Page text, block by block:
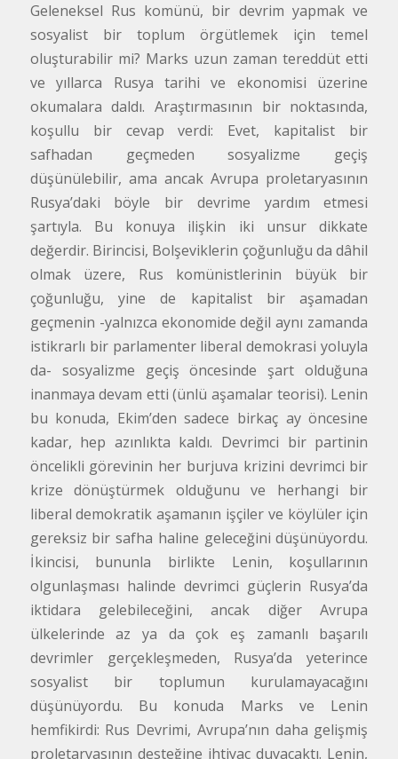
Geleneksel Rus komünü, bir devrim yapmak ve
sosyalist bir toplum örgütlemek için temel
oluşturabilir mi? Marks uzun zaman tereddüt etti
ve yıllarca Rusya tarihi ve ekonomisi üzerine
okumalara daldı. Araştırmasının bir noktasında,
koşullu bir cevap verdi: Evet, kapitalist bir
safhadan geçmeden sosyalizme geçiş
düşünülebilir, ama ancak Avrupa proletaryasının
Rusya’daki böyle bir devrime yardım etmesi
şartıyla. Bu konuya ilişkin iki unsur dikkate
değerdir. Birincisi, Bolşeviklerin çoğunluğu da dâhil
olmak üzere, Rus komünistlerinin büyük bir
çoğunluğu, yine de kapitalist bir aşamadan
geçmenin -yalnızca ekonomide değil aynı zamanda
istikrarlı bir parlamenter liberal demokrasi yoluyla
da- sosyalizme geçiş öncesinde şart olduğuna
inanmaya devam etti (ünlü aşamalar teorisi). Lenin
bu konuda, Ekim’den sadece birkaç ay öncesine
kadar, hep azınlıkta kaldı. Devrimci bir partinin
öncelikli görevinin her burjuva krizini devrimci bir
krize dönüştürmek olduğunu ve herhangi bir
liberal demokratik aşamanın işçiler ve köylüler için
gereksiz bir safha haline geleceğini düşünüyordu.
İkincisi, bununla birlikte Lenin, koşullarının
olgunlaşması halinde devrimci güçlerin Rusya’da
iktidara gelebileceğini, ancak diğer Avrupa
ülkelerinde az ya da çok eş zamanlı başarılı
devrimler gerçekleşmeden, Rusya’da yeterince
sosyalist bir toplumun kurulamayacağını
düşünüyordu. Bu konuda Marks ve Lenin
hemfikirdi: Rus Devrimi, Avrupa’nın daha gelişmiş
proletaryasının desteğine ihtiyaç duyacaktı. Lenin,